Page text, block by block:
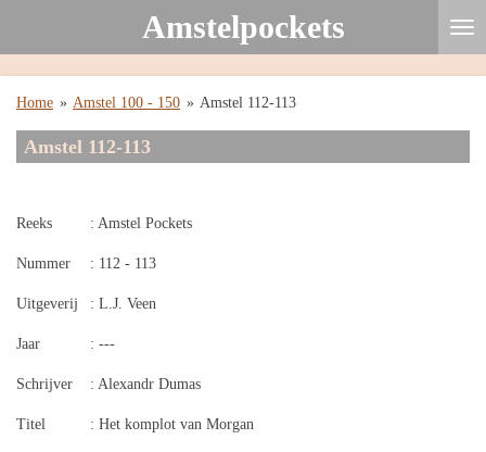
de
Amstelpockets
Home » Amstel 100 - 150 » Amstel 112-113
Amstel 112-113
Reeks : Amstel Pockets
Nummer : 112 - 113
Uitgeverij : L.J. Veen
Jaar : ---
Schrijver : Alexandr Dumas
Titel : Het komplot van Morgan